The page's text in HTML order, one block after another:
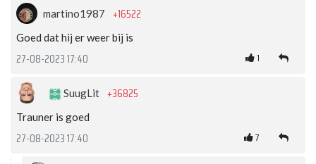
martino1987 +16522
Goed dat hij er weer bij is
27-08-2023 17:40 1
SuugLit +36825
Trauner is goed
27-08-2023 17:40 7